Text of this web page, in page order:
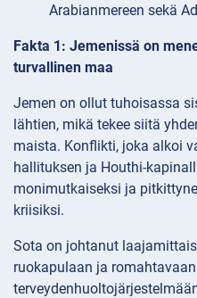
Arabianmereen sekä
Fakta 1: Jemenissä on
turvallinen maa
Jemen on ollut tuhoisassa
lähtien, mikä tekee siitä
maista. Konflikti, joka alkoi
hallituksen ja Houthi-
monimutkaiseksi ja
kriisiksi.
Sota on johtanut
ruokapulaan ja romahtavaan